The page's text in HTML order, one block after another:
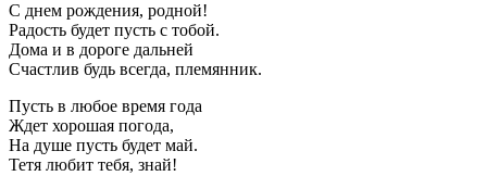
С днем рождения, родной!
Радость будет пусть с тобой.
Дома и в дороге дальней
Счастлив будь всегда, племянник.
Пусть в любое время года
Ждет хорошая погода,
На душе пусть будет май.
Тетя любит тебя, знай!